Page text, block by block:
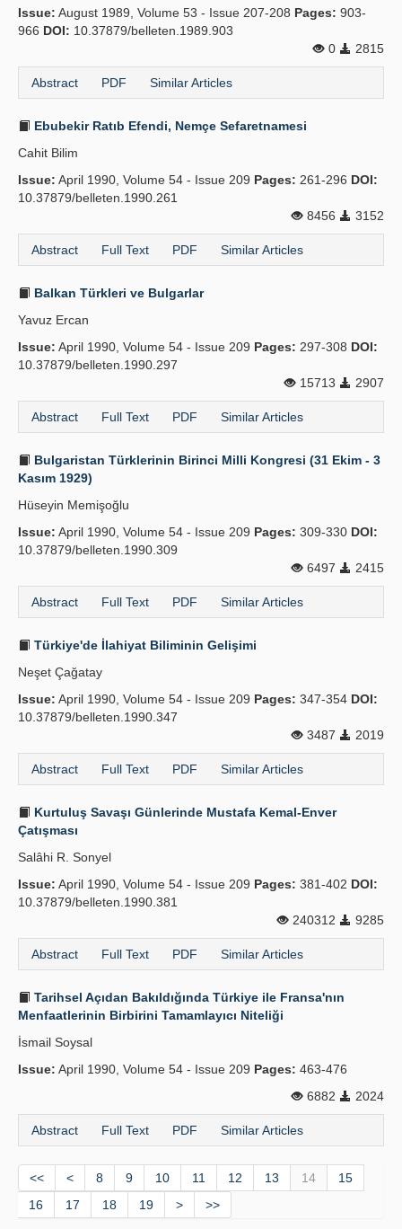
Issue: August 1989, Volume 53 - Issue 207-208 Pages: 903-
966 DOI: 10.37879/belleten.1989.903
0
2815
Abstract PDF Similar Articles
Ebubekir Ratıb Efendi, Nemçe Sefaretnamesi
Cahit Bilim
Issue: April 1990, Volume 54 - Issue 209 Pages: 261-296 DOI:
10.37879/belleten.1990.261
8456
3152
Abstract Full Text PDF Similar Articles
Balkan Türkleri ve Bulgarlar
Yavuz Ercan
Issue: April 1990, Volume 54 - Issue 209 Pages: 297-308 DOI:
10.37879/belleten.1990.297
15713
2907
Abstract Full Text PDF Similar Articles
Bulgaristan Türklerinin Birinci Milli Kongresi (31 Ekim - 3
Kasım 1929)
Hüseyin Memişoğlu
Issue: April 1990, Volume 54 - Issue 209 Pages: 309-330 DOI:
10.37879/belleten.1990.309
6497
2415
Abstract Full Text PDF Similar Articles
Türkiye'de İlahiyat Biliminin Gelişimi
Neşet Çağatay
Issue: April 1990, Volume 54 - Issue 209 Pages: 347-354 DOI:
10.37879/belleten.1990.347
3487
2019
Abstract Full Text PDF Similar Articles
Kurtuluş Savaşı Günlerinde Mustafa Kemal-Enver
Çatışması
Salâhi R. Sonyel
Issue: April 1990, Volume 54 - Issue 209 Pages: 381-402 DOI:
10.37879/belleten.1990.381
240312
9285
Abstract Full Text PDF Similar Articles
Tarihsel Açıdan Bakıldığında Türkiye ile Fransa'nın
Menfaatlerinin Birbirini Tamamlayıcı Niteliği
İsmail Soysal
Issue: April 1990, Volume 54 - Issue 209 Pages: 463-476
6882
2024
Abstract Full Text PDF Similar Articles
<< < 8 9 10 11 12 13 14
15
16
17 18 19 > >>